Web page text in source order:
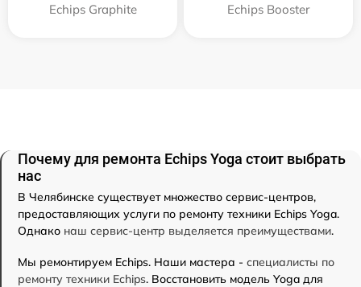
Echips Graphite Echips Booster
Почему для ремонта Echips Yoga стоит выбрать
нас
В Челябинске существует множество сервис-центров,
предоставляющих услуги по ремонту техники Echips Yoga.
Однако наш сервис-центр выделяется преимуществами.
Мы ремонтируем Echips. Наши мастера - специалисты по
ремонту техники Echips. Восстановить модель Yoga для